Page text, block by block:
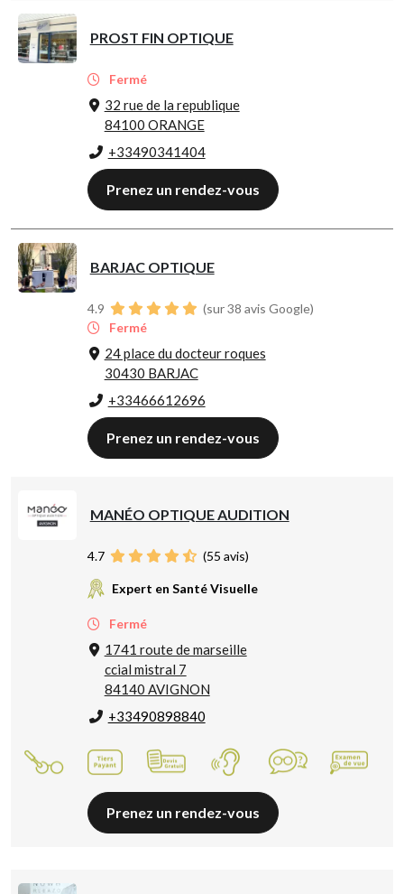
PROST FIN OPTIQUE
Fermé
32 rue de la republique
84100 ORANGE
+33490341404
Prenez un rendez-vous
BARJAC OPTIQUE
4.9
(sur 38 avis Google)
Fermé
24 place du docteur roques
30430 BARJAC
+33466612696
Prenez un rendez-vous
MANÉO OPTIQUE AUDITION
4.7 (55 avis)
Expert en Santé Visuelle
Fermé
1741 route de marseille
ccial mistral 7
84140 AVIGNON
+33490898840
Prenez un rendez-vous